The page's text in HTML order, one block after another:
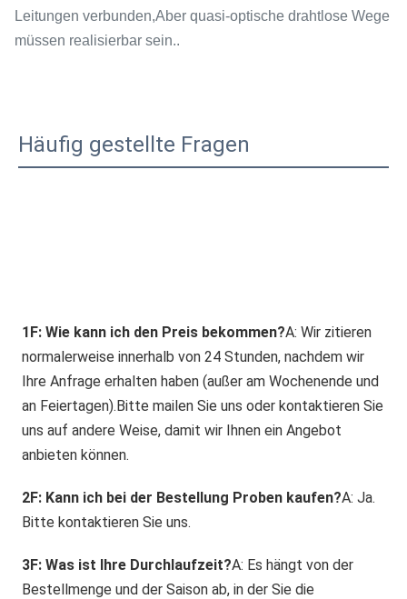
Leitungen verbunden,Aber quasi-optische drahtlose Wege
müssen realisierbar sein..
Häufig gestellte Fragen
1F: Wie kann ich den Preis bekommen?A: Wir zitieren
normalerweise innerhalb von 24 Stunden, nachdem wir
Ihre Anfrage erhalten haben (außer am Wochenende und
an Feiertagen).Bitte mailen Sie uns oder kontaktieren Sie
uns auf andere Weise, damit wir Ihnen ein Angebot
anbieten können.
2F: Kann ich bei der Bestellung Proben kaufen?A: Ja.
Bitte kontaktieren Sie uns.
3F: Was ist Ihre Durchlaufzeit?A: Es hängt von der
Bestellmenge und der Saison ab, in der Sie die